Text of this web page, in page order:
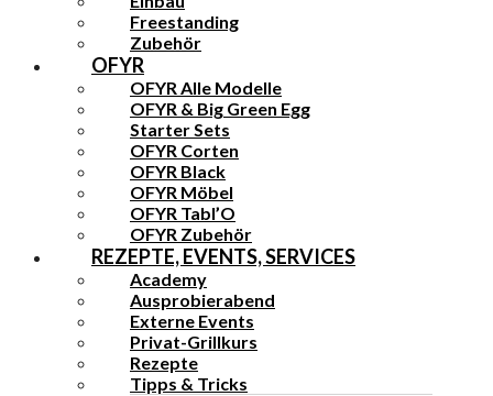
Freestanding
Zubehör
OFYR
OFYR Alle Modelle
OFYR & Big Green Egg
Starter Sets
OFYR Corten
OFYR Black
OFYR Möbel
OFYR Tabl’O
OFYR Zubehör
REZEPTE, EVENTS, SERVICES
Academy
Ausprobierabend
Externe Events
Privat-Grillkurs
Rezepte
Tipps & Tricks